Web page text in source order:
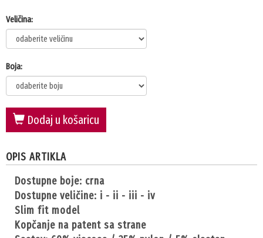
Veličina:
Boja:
Dodaj u košaricu
OPIS ARTIKLA
dostupne boje: crna
dostupne veličine: i - ii - iii - iv
slim fit model
kopčanje na patent sa strane